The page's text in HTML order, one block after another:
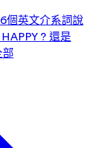
個英文介系詞說
? 還是
部